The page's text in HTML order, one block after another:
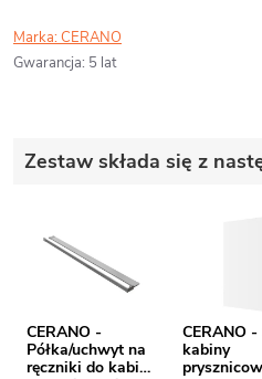
Marka:CERANO
Gwarancja: 5 lat
Zestaw składa się z
CERANO -
Półka/uchwyt na
ręczniki do kabiny
CERANO -
kabiny